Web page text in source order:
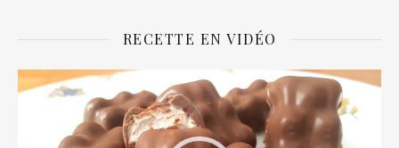
RECETTE EN VIDÉO
Lecteur
vidéo